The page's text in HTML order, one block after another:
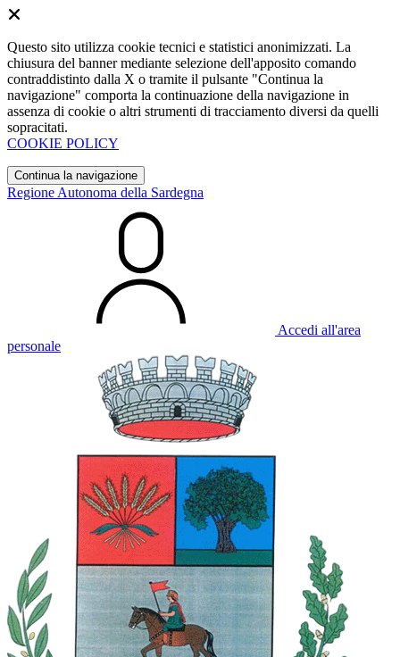
Questo sito utilizza cookie tecnici e statistici anonimizzati. La
chiusura del banner mediante selezione dell'apposito comando
contraddistinto dalla X o tramite il pulsante "Continua la
navigazione" comporta la continuazione della navigazione in
assenza di cookie o altri strumenti di tracciamento diversi da quelli
sopracitati.
COOKIE POLICY
Continua la navigazione
Regione Autonoma della Sardegna
Accedi all'area
personale